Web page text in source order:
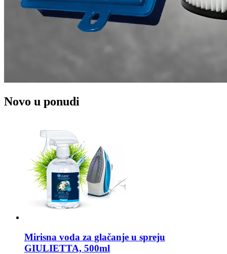
Novo u ponudi
Mirisna voda za glačanje u spreju
GIULIETTA, 500ml